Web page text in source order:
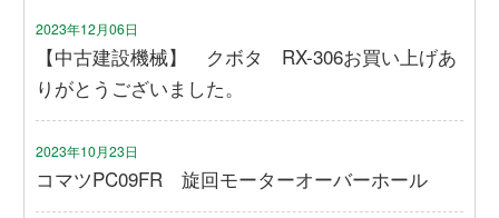
2023年12月06日
【中古建設機械】 クボタ RX-306お買い上げあ
りがとうございました。
2023年10月23日
コマツPC09FR 旋回モーターオーバーホール